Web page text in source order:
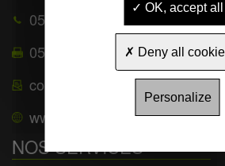
05 62 39 25 51
05 62 39 22 55
contact@pyrenees-
www.pyrenees-
NOS SERVICES
OK, accept all
Deny all
Personalize